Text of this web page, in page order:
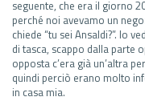
seguente, che era il giorno
perché noi avevamo un
chiede “tu sei Ansaldi?”. Io
di tasca, scappo dalla parte
opposta c’era già un’altra
quindi perciò erano molto
in casa mia.